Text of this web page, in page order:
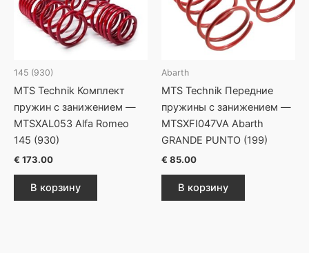
145 (930)
MTS Technik Комплект
пружин с занижением —
MTSXAL053 Alfa Romeo
145 (930)
€ 173.00
В корзину
Abarth
MTS Technik Передние
пружины с занижением —
MTSXFI047VA Abarth
GRANDE PUNTO (199)
€ 85.00
В корзину